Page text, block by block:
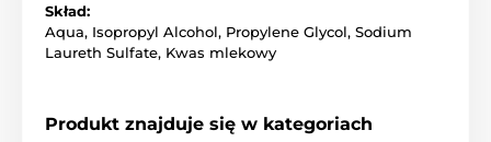
Skład:
Aqua, Isopropyl Alcohol, Propylene Glycol, Sodium
Laureth Sulfate, Kwas mlekowy
Produkt znajduje się w kategoriach